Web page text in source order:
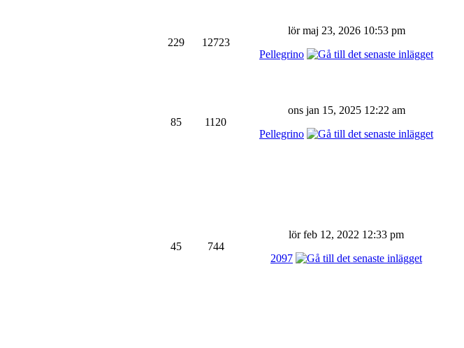
229 12723
lör maj 23, 2026 10:53 pm
Pellegrino
85 1120
ons jan 15, 2025 12:22 am
Pellegrino
45 744
lör feb 12, 2022 12:33 pm
2097